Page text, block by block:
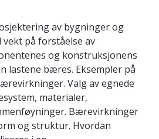
av bygninger og
på forståelse av
og konstruksjonens
lastene bæres. Eksempler på
Valg av egnede
materialer,
Bærevirkninger
og struktur. Hvordan